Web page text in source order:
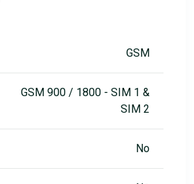
GSM
GSM 900 / 1800 - SIM 1 &
SIM 2
No